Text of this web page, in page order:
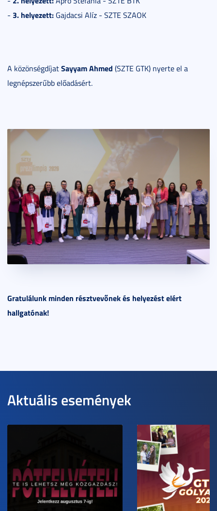
- 3. helyezett: Gajdacsi Alíz - SZTE SZAOK
A közönségdíjatSayyam Ahmed (SZTE GTK) nyerte el a
legnépszerűbb előadásért.
Gratulálunk minden résztvevőnek és helyezést elért
hallgatónak!
Aktuális események